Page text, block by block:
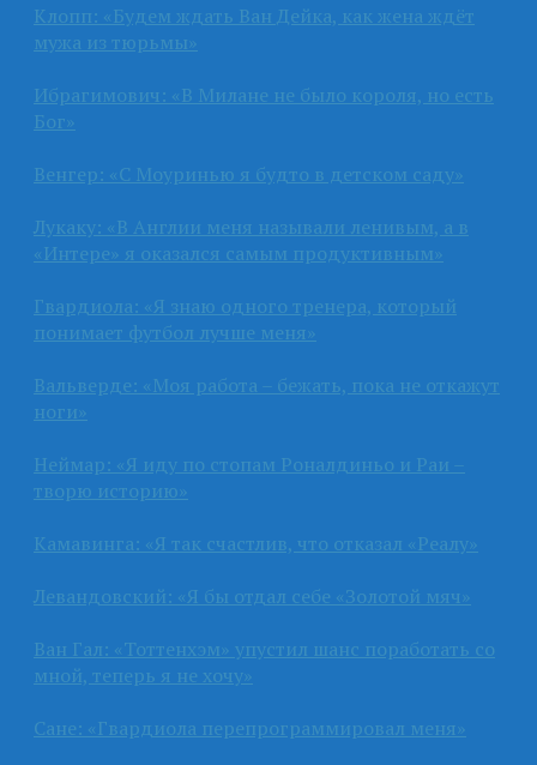
Клопп: «Будем ждать Ван Дейка, как жена ждёт
мужа из тюрьмы»
Ибрагимович: «В Милане не было короля, но есть
Бог»
Венгер: «С Моуринью я будто в детском саду»
Лукаку: «В Англии меня называли ленивым, а в
«Интере» я оказался самым продуктивным»
Гвардиола: «Я знаю одного тренера, который
понимает футбол лучше меня»
Вальверде: «Моя работа – бежать, пока не откажут
ноги»
Неймар: «Я иду по стопам Роналдиньо и Раи –
творю историю»
Камавинга: «Я так счастлив, что отказал «Реалу»
Левандовский: «Я бы отдал себе «Золотой мяч»
Ван Гал: «Тоттенхэм» упустил шанс поработать со
мной, теперь я не хочу»
Сане: «Гвардиола перепрограммировал меня»